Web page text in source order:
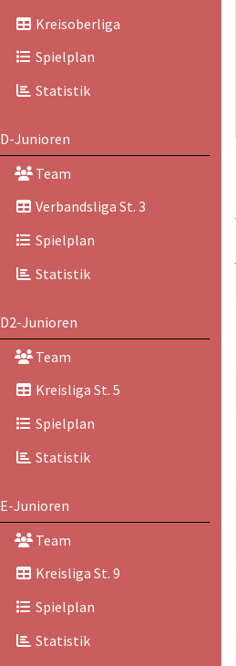
Kreisoberliga
Spielplan
Statistik
D-Junioren
Team
Verbandsliga St. 3
Spielplan
Statistik
D2-Junioren
Team
Kreisliga St. 5
Spielplan
Statistik
E-Junioren
Team
Kreisliga St. 9
Spielplan
Statistik